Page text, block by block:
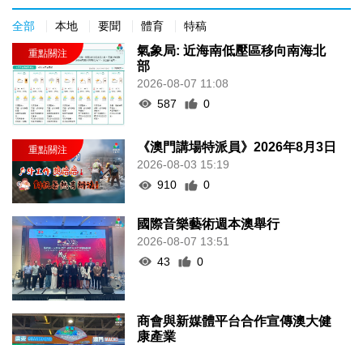
全部 本地 要聞 體育 特稿
氣象局: 近海南低壓區移向南海北
部
2026-08-07 11:08
587
0
《澳門講場特派員》2026年8月3日
2026-08-03 15:19
910
0
國際音樂藝術週本澳舉行
2026-08-07 13:51
43
0
商會與新媒體平台合作宣傳澳大健
康產業